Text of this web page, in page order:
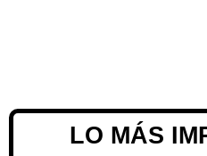
LO MÁS